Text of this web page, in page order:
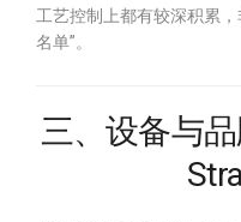
工艺控制上都有较深积累
名单”。
三、设备与